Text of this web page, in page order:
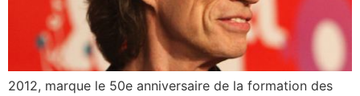
2012, marque le 50e anniversaire de la formation des